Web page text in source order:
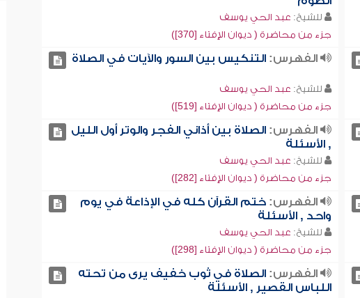
للشيخ: عبد الحي يوسف
جزء من محاضرة ( ديوان الإفتاء [370])
الفهرس: التنكيس بين السور والآيات في الصلاة
للشيخ: عبد الحي يوسف
جزء من محاضرة ( ديوان الإفتاء [519])
الفهرس: الصلاة بين أذاني الفجر والوتر أول الليل
, الأسئلة
للشيخ: عبد الحي يوسف
جزء من محاضرة ( ديوان الإفتاء [282])
الفهرس: ختم القرآن كله في الإذاعة في يوم
واحد , الأسئلة
للشيخ: عبد الحي يوسف
جزء من محاضرة ( ديوان الإفتاء [298])
الفهرس: الصلاة في ثوب خفيف يرى من تحته
اللباس القصير , الأسئلة